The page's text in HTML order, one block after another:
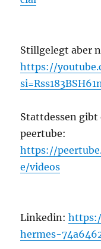
Stillgelegt aber
https://
Stattdessen gibt
peertube:
https://
e/videos
Linkedin:
hermes-